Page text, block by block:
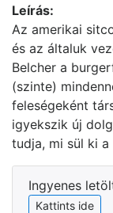
Leírás:
Az amerikai
és az általuk
Belcher a
(szinte)
feleségeként
igyekszik új
tudja, mi sül ki
Ingyenes
Kattints ide